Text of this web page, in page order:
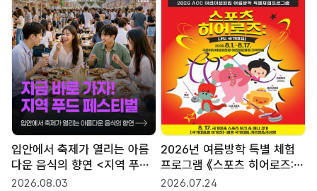
입안에서 축제가 열리는 아름
다운 음식의 향연 <지역 푸드
페스티벌>
2026.08.03
2026년 여름방학 특별 체험
프로그램 《스포츠 히어로즈:
나도 국가대표!》
2026.07.24